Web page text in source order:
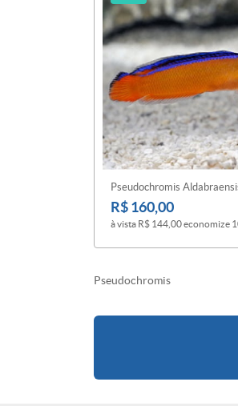
Pseudochromis
R$ 160,00
à vista R$ 144,00economize
Pseudochromis